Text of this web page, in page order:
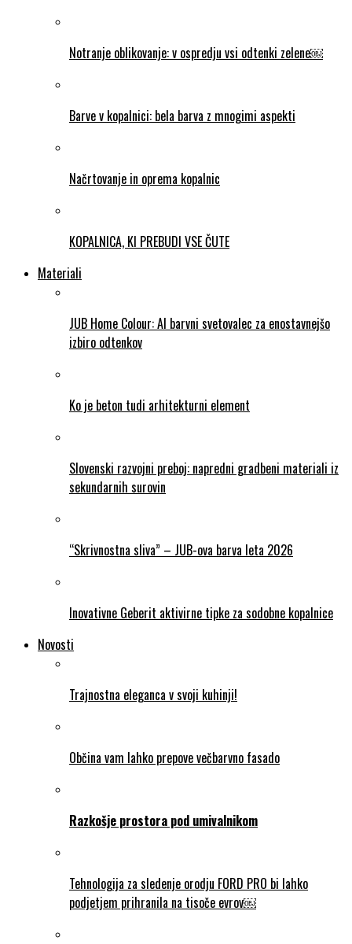
Notranje oblikovanje: v ospredju vsi odtenki zelene￼
Barve v kopalnici: bela barva z mnogimi aspekti
Načrtovanje in oprema kopalnic
KOPALNICA, KI PREBUDI VSE ČUTE
Materiali
JUB Home Colour: AI barvni svetovalec za enostavnejšo
izbiro odtenkov
Ko je beton tudi arhitekturni element
Slovenski razvojni preboj: napredni gradbeni materiali iz
sekundarnih surovin
“Skrivnostna sliva” – JUB-ova barva leta 2026
Inovativne Geberit aktivirne tipke za sodobne kopalnice
Novosti
Trajnostna eleganca v svoji kuhinji!
Občina vam lahko prepove večbarvno fasado
Razkošje prostora pod umivalnikom
Tehnologija za sledenje orodju FORD PRO bi lahko
podjetjem prihranila na tisoče evrov￼